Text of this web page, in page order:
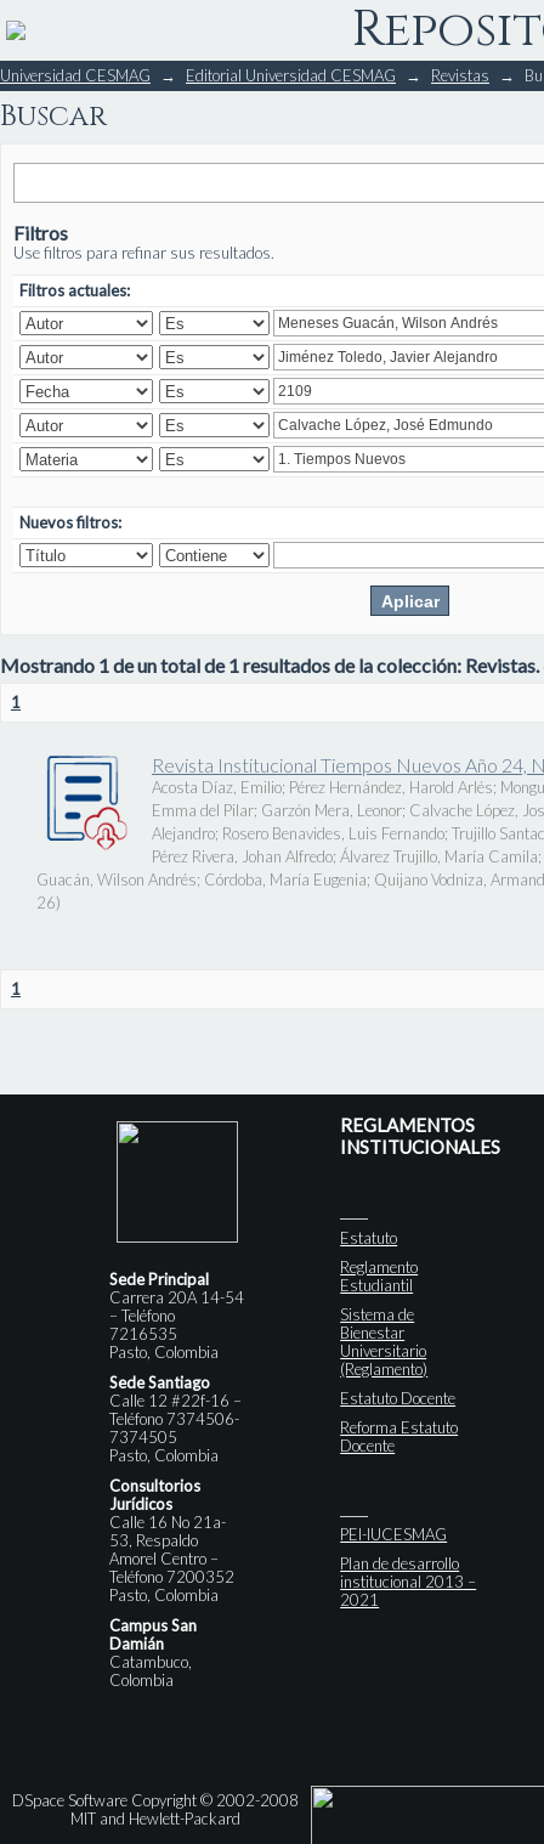
Buscar
Universidad CESMAG → Editorial Universidad CESMAG → Revistas →
Buscar
Filtros
Use filtros para refinar sus resultados.
Filtros actuales:
Nuevos filtros:
Mostrando 1 de un total de 1 resultados de la colección: Revistas.
1
Revista Institucional Tiempos Nuevos Año 24,
Acosta Díaz, Emilio; Pérez Hernández, Harold Arlés;
Emma del Pilar; Garzón Mera, Leonor; Calvache López,
Alejandro; Rosero Benavides, Luis Fernando; Trujillo
Pérez Rivera, Johan Alfredo; Álvarez Trujillo, María Camila;
Guacán, Wilson Andrés; Córdoba, María Eugenia; Quijano Vodniza,
26)
1
Sede Principal
Carrera 20A 14-54
– Teléfono
7216535
Pasto, Colombia
Sede Santiago
Calle 12 #22f-16 –
Teléfono 7374506-
7374505
Pasto, Colombia
Consultorios
Jurídicos
Calle 16 No 21a-
53, Respaldo
Amorel Centro –
Teléfono 7200352
Pasto, Colombia
Campus San
Damián
Catambuco,
Colombia
REGLAMENTOS
INSTITUCIONALES
Estatuto
Reglamento
Estudiantil
Sistema de
Bienestar
Universitario
(Reglamento)
Estatuto Docente
Reforma Estatuto
Docente
PEI-IUCESMAG
Plan de desarrollo
institucional 2013 –
2021
DSpace Software Copyright © 2002-2008
MIT and Hewlett-Packard